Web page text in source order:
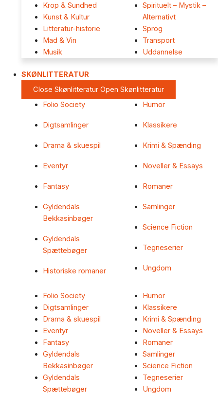
Krop & Sundhed
Kunst & Kultur
Litteratur-historie
Mad & Vin
Musik
Spirituelt – Mystik –
Alternativt
Sprog
Transport
Uddannelse
SKØNLITTERATUR
Close Skønlitteratur Open Skønlitteratur
Folio Society
Digtsamlinger
Drama & skuespil
Eventyr
Fantasy
Gyldendals
Bekkasinbøger
Gyldendals
Spættebøger
Historiske romaner
Humor
Klassikere
Krimi & Spænding
Noveller & Essays
Romaner
Samlinger
Science Fiction
Tegneserier
Ungdom
Folio Society
Digtsamlinger
Drama & skuespil
Eventyr
Fantasy
Gyldendals
Bekkasinbøger
Gyldendals
Spættebøger
Humor
Klassikere
Krimi & Spænding
Noveller & Essays
Romaner
Samlinger
Science Fiction
Tegneserier
Ungdom